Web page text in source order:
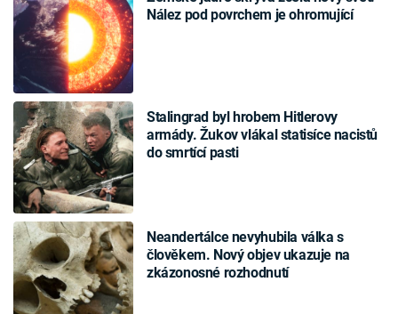
Nález pod povrchem je ohromující
Stalingrad byl hrobem Hitlerovy
armády. Žukov vlákal statisíce nacistů
do smrtící pasti
Neandertálce nevyhubila válka s
člověkem. Nový objev ukazuje na
zkázonosné rozhodnutí